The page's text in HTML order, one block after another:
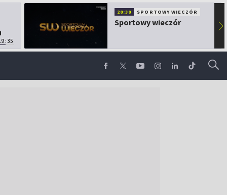
20:30 SPORTOWY WIECZÓR
Sportowy wieczór ▶